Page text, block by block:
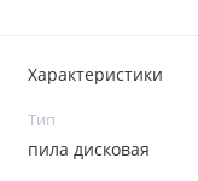
Характеристики
Тип
пила дисковая